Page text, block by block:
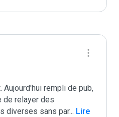
rempli de pub,
de relayer des
diverses sans par... Lire